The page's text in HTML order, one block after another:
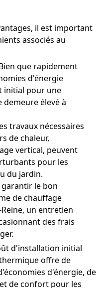
il est important
associés au
que rapidement
d'énergie
initial pour une
élevé à
travaux nécessaires
de chaleur,
vertical, peuvent
pour les
du jardin.
le bon
de chauffage
un entretien
des frais
d'installation initial
offre de
d'énergie, de
de confort pour les